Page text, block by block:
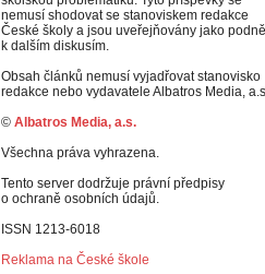
nemusí shodovat se stanoviskem redakce
České školy a jsou uveřejňovány jako
k dalším diskusím.
Obsah článků nemusí vyjadřovat stanovisko
redakce nebo vydavatele Albatros Media, a.s.
© Albatros Media, a.s.
Všechna práva vyhrazena.
Tento server dodržuje právní předpisy
o ochraně osobních údajů.
ISSN 1213-6018
Reklama na České škole